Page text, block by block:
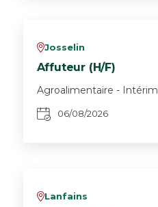
vJosselin
Affuteur (H/F)
Agroalimentaire - Intérim
06/08/2026
vLanfains